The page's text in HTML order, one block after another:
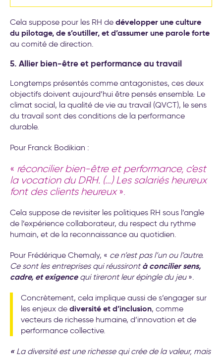
Cela suppose pour les RH de développer une culture
du pilotage, de s’outiller, et d’assumer une parole forte
au comité de direction.
5. Allier bien-être et performance au travail
Longtemps présentés comme antagonistes, ces deux
objectifs doivent aujourd’hui être pensés ensemble. Le
climat social, la qualité de vie au travail (QVCT), le sens
du travail sont des conditions de la performance
durable.
Pour Franck Bodikian :
« réconcilier bien-être et performance, c’est
la vocation du DRH. (…)Les salariés heureux
font des clients heureux».
Cela suppose de revisiter les politiques RH sous l’angle
de l’expérience collaborateur, du respect du rythme
humain, et de la reconnaissance au quotidien.
Pour Frédérique Chemaly, « ce n’est pas l’un oul’autre.
Ce sont les entreprises qui réussirontà concilier sens,
cadre, et exigencequi tireront leur épingle du jeu».
Concrètement, cela implique aussi de s’engager sur
les enjeux de diversité et d’inclusion, comme
vecteurs de richesse humaine, d’innovation et de
performance collective.
«La diversité est une richesse qui crée de la valeur, mais